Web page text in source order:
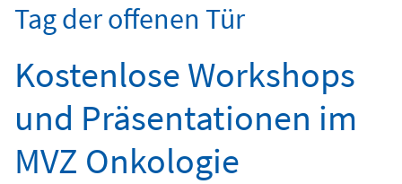
Tag der offenen Tür
Kostenlose Workshops
und Präsentationen im
MVZ Onkologie